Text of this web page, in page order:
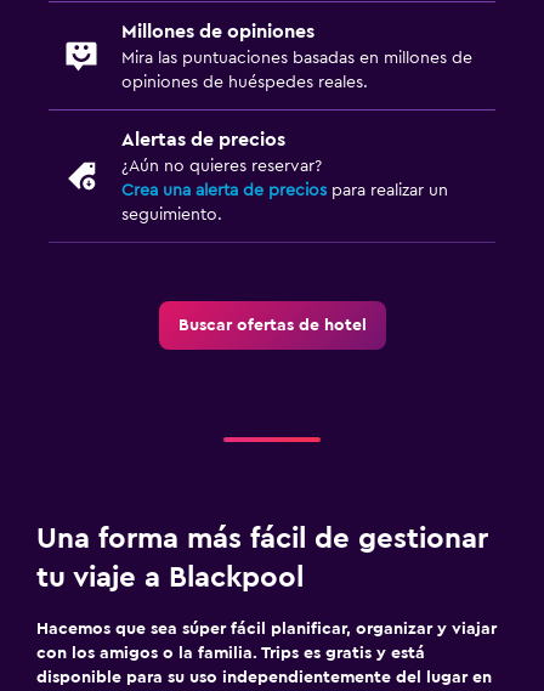
Millones de opiniones
Mira las puntuaciones basadas en millones de
opiniones de huéspedes reales.
Alertas de precios
¿Aún no quieres reservar?
Crea una alerta de precios para realizar un
seguimiento.
Buscar ofertas de hotel
Una forma más fácil de gestionar
tu viaje a Blackpool
Hacemos que sea súper fácil planificar, organizar y viajar
con los amigos o la familia. Trips es gratis y está
disponible para su uso independientemente del lugar en